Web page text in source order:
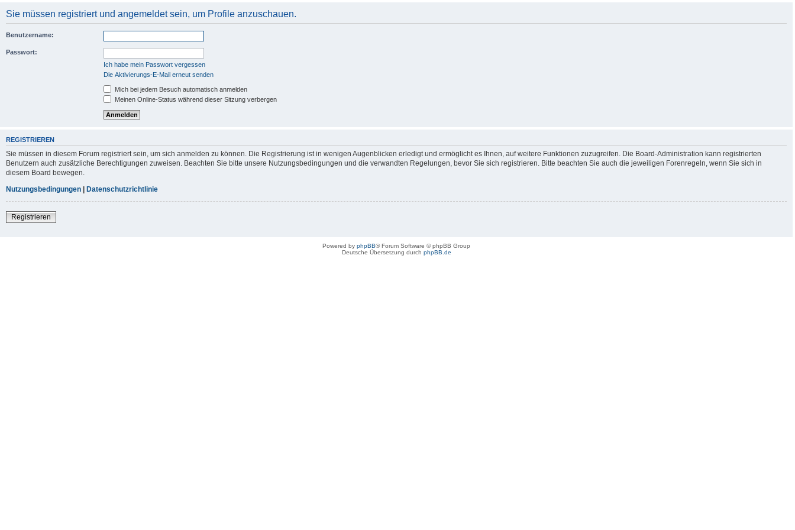
Sie müssen registriert und angemeldet sein, um Profile anzuschauen.
Benutzername:
Passwort:
Ich habe mein Passwort vergessen
Die Aktivierungs-E-Mail erneut senden
Mich bei jedem Besuch automatisch anmelden
Meinen Online-Status während dieser Sitzung verbergen
REGISTRIEREN
Sie müssen in diesem Forum registriert sein, um sich anmelden zu können. Die Registrierung ist in wenigen Augenblicken erledigt und ermöglicht es Ihnen, auf weitere Funktionen zuzugreifen. Die Board-Administration kann registrierten
Benutzern auch zusätzliche Berechtigungen zuweisen. Beachten Sie bitte unsere Nutzungsbedingungen und die verwandten Regelungen, bevor Sie sich registrieren. Bitte beachten Sie auch die jeweiligen Forenregeln, wenn Sie sich in
diesem Board bewegen.
Nutzungsbedingungen | Datenschutzrichtlinie
Registrieren
Powered by phpBB® Forum Software © phpBB Group
Deutsche Übersetzung durch phpBB.de